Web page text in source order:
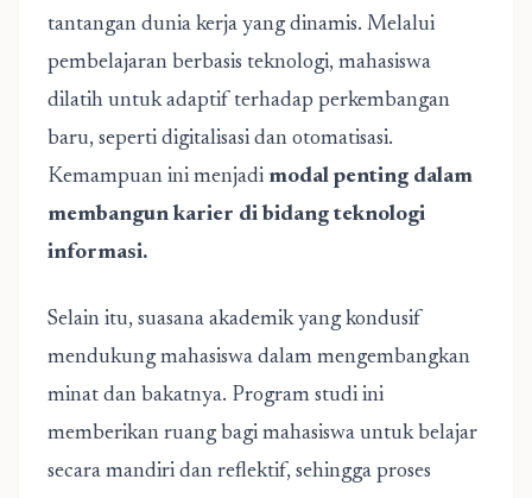
tantangan dunia kerja yang dinamis. Melalui
pembelajaran berbasis teknologi, mahasiswa
dilatih untuk adaptif terhadap perkembangan
baru, seperti digitalisasi dan otomatisasi.
Kemampuan ini menjadi modal penting dalam
membangun karier di bidang teknologi
informasi.
Selain itu, suasana akademik yang kondusif
mendukung mahasiswa dalam mengembangkan
minat dan bakatnya. Program studi ini
memberikan ruang bagi mahasiswa untuk belajar
secara mandiri dan reflektif, sehingga proses